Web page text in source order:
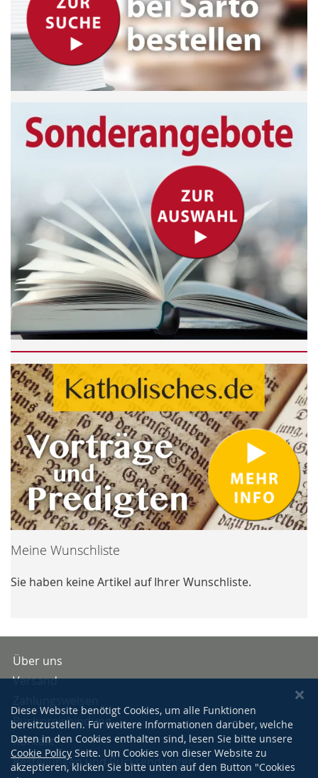
Meine Wunschliste
Sie haben keine Artikel auf Ihrer Wunschliste.
Über uns
Versand
Buchpreisbindung
Kontakt
Bestellungen und Rücksendungen
Diese Website benötigt Cookies, um alle Funktionen
bereitzustellen. Für weitere Informationen darüber, welche
Daten in den Cookies enthalten sind, lesen Sie bitte unsere
Cookie Policy Seite. Um Cookies von dieser Website zu
akzeptieren, klicken Sie bitte unten auf den Button "Cookies